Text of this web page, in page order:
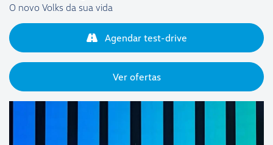
O novo Volks da sua vida
Agendar test-drive
Ver ofertas